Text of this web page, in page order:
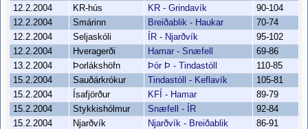
12.2.2004
KR-hús KR - Grindavík
90-104
12.2.2004
Smárinn Breiðablik - Haukar
70-74
12.2.2004
Seljaskóli ÍR - Njarðvík
95-102
12.2.2004
Hveragerði Hamar - Snæfell
69-86
13.2.2004
Þorlákshöfn Þór Þ - Tindastóll
110-85
15.2.2004
Sauðárkrókur Tindastóll - Keflavík
105-81
15.2.2004
Ísafjörður KFÍ - Hamar
89-79
15.2.2004
Stykkishólmur Snæfell - ÍR
92-84
15.2.2004
Njarðvík Njarðvík - Breiðablik
86-91